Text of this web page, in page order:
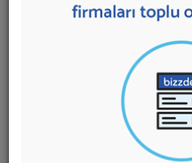
1 sonuç
Döşemealtı'da
aşağıda listelenmektedir.
listeden seçim yapıp ya da
kısmından toplu olarak